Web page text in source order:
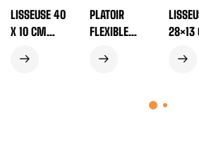
LISSEUSE 40
X 10 CM
MANCHE
PLATOIR
FLEXIBLE
X 7 CM INOX
28×13